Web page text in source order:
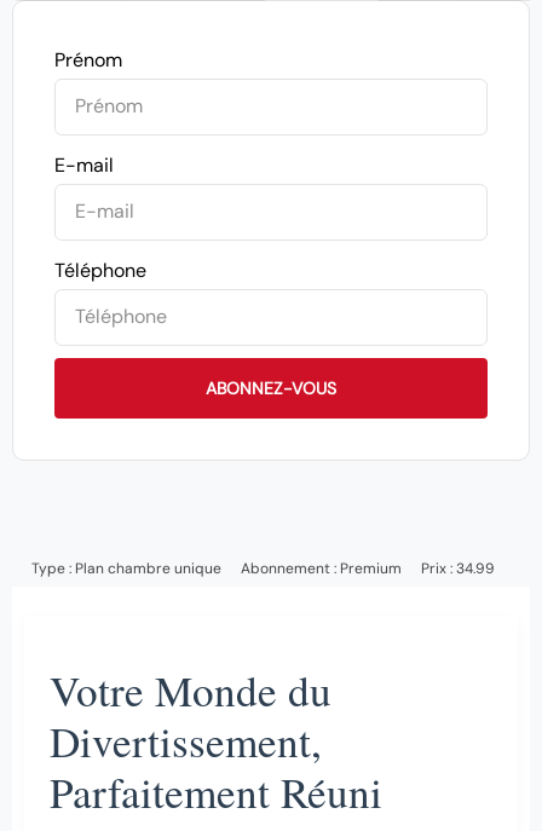
Prénom
E-mail
Téléphone
ABONNEZ-VOUS
Type : Plan chambre unique Abonnement : Premium Prix : 34.99
Votre Monde du
Divertissement,
Parfaitement Réuni